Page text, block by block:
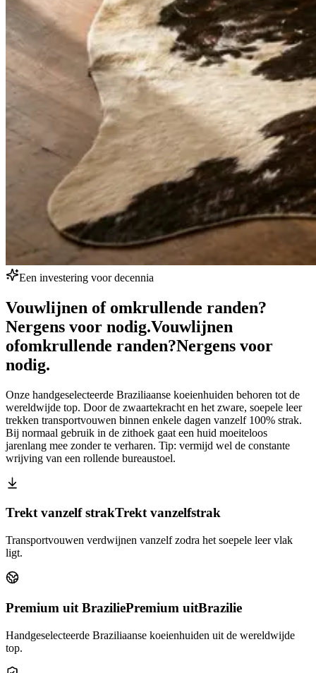
Een investering voor decennia
Vouwlijnen of omkrullende randen?
Nergens voor nodig.Vouwlijnen
ofomkrullende randen?Nergens voor
nodig.
Onze handgeselecteerde Braziliaanse koeienhuiden behoren tot de
wereldwijde top. Door de zwaartekracht en het zware, soepele leer
trekken transportvouwen binnen enkele dagen vanzelf 100% strak.
Bij normaal gebruik in de zithoek gaat een huid moeiteloos
jarenlang mee zonder te verharen. Tip: vermijd wel de constante
wrijving van een rollende bureaustoel.
Trekt vanzelf strakTrekt vanzelfstrak
Transportvouwen verdwijnen vanzelf zodra het soepele leer vlak
ligt.
Premium uit BraziliePremium uitBrazilie
Handgeselecteerde Braziliaanse koeienhuiden uit de wereldwijde
top.